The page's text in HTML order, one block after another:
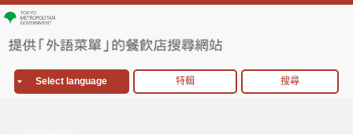
Select language 特輯 搜尋